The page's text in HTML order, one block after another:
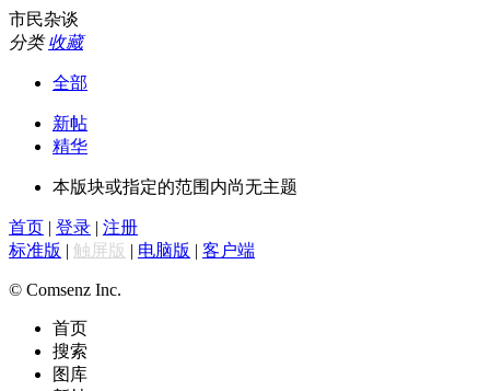
市民杂谈
分类 收藏
全部
新帖
精华
本版块或指定的范围内尚无主题
首页 | 登录 | 注册
标准版 | 触屏版 | 电脑版 | 客户端
© Comsenz Inc.
首页
搜索
图库